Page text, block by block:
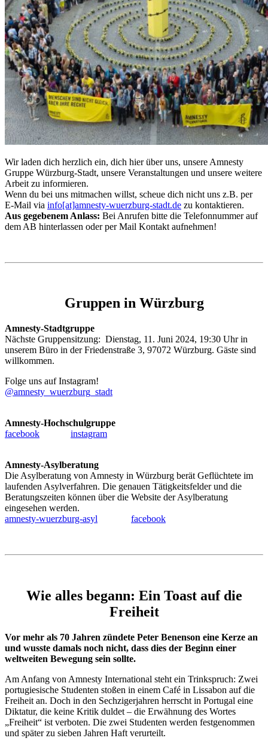
Wir laden dich herzlich ein, dich hier über uns, unsere Amnesty
Gruppe Würzburg-Stadt, unsere Veranstaltungen und unsere weitere
Arbeit zu informieren.
Wenn du bei uns mitmachen willst, scheue dich nicht uns z.B. per
E-Mail via info[at]amnesty-wuerzburg-stadt.de zu kontaktieren.
Aus gegebenem Anlass: Bei Anrufen bitte die Telefonnummer auf
dem AB hinterlassen oder per Mail Kontakt aufnehmen!
Gruppen in Würzburg
Amnesty-Stadtgruppe
Nächste Gruppensitzung: Dienstag, 11. Juni 2024, 19:30 Uhr in
unserem Büro in der Friedenstraße 3, 97072 Würzburg. Gäste sind
willkommen.
Folge uns auf Instagram!
@amnesty_wuerzburg_stadt
Amnesty-Hochschulgruppe
facebook
instagram
Amnesty-Asylberatung
Die Asylberatung von Amnesty in Würzburg berät Geflüchtete im
laufenden Asylverfahren. Die genauen Tätigkeitsfelder und die
Beratungszeiten können über die Website der Asylberatung
eingesehen werden.
amnesty-wuerzburg-asyl
facebook
Wie alles begann: Ein Toast auf die
Freiheit
Vor mehr als 70 Jahren zündete Peter Benenson eine Kerze an
und wusste damals noch nicht, dass dies der Beginn einer
weltweiten Bewegung sein sollte.
Am Anfang von Amnesty International steht ein Trinkspruch: Zwei
portugiesische Studenten stoßen in einem Café in Lissabon auf die
Freiheit an. Doch in den Sechzigerjahren herrscht in Portugal eine
Diktatur, die keine Kritik duldet – die Erwähnung des Wortes
„Freiheit“ ist verboten. Die zwei Studenten werden festgenommen
und später zu sieben Jahren Haft verurteilt.